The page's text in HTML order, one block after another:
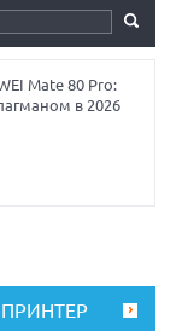
Mate 80 Pro:
в 2026